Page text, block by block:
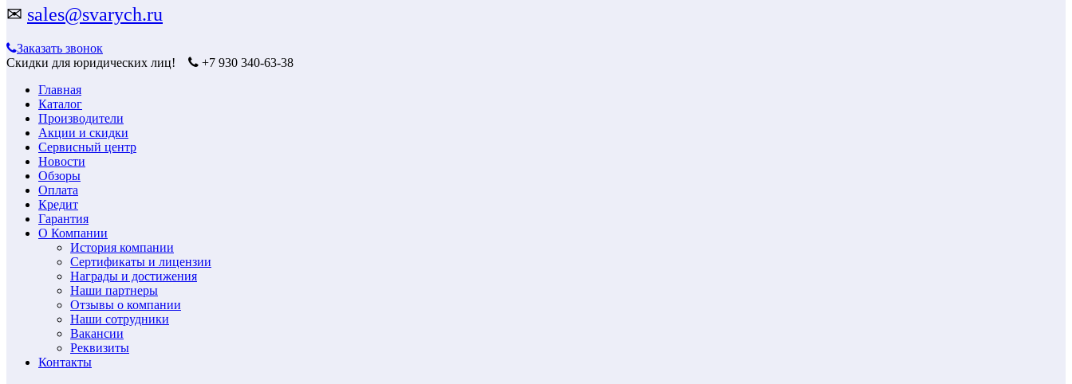
✉ sales@svarych.ru
Заказать звонок
Скидки для юридических лиц!
+7 930 340-63-38
Главная
Каталог
Производители
Акции и скидки
Сервисный центр
Новости
Обзоры
Оплата
Кредит
Гарантия
О Компании
История компании
Сертификаты и лицензии
Награды и достижения
Наши партнеры
Отзывы о компании
Наши сотрудники
Вакансии
Реквизиты
Контакты